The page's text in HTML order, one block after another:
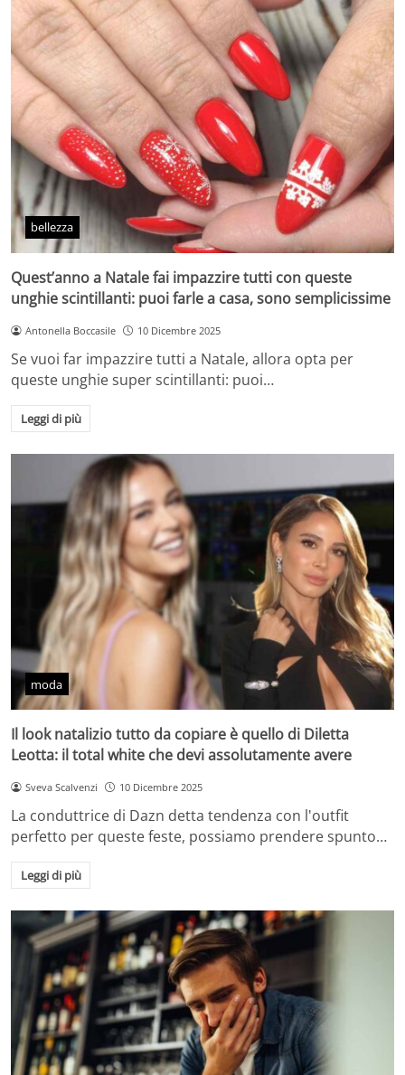
bellezza
Quest’anno a Natale fai impazzire tutti con queste
unghie scintillanti: puoi farle a casa, sono semplicissime
Antonella Boccasile 10 Dicembre 2025
Se vuoi far impazzire tutti a Natale, allora opta per
queste unghie super scintillanti: puoi…
Leggi di più
moda
Il look natalizio tutto da copiare è quello di Diletta
Leotta: il total white che devi assolutamente avere
Sveva Scalvenzi 10 Dicembre 2025
La conduttrice di Dazn detta tendenza con l'outfit
perfetto per queste feste, possiamo prendere spunto…
Leggi di più